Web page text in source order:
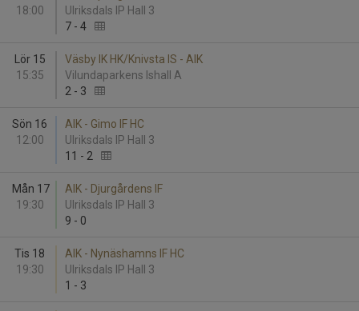
18:00
Ulriksdals IP Hall 3
7 - 4
Lör 15
15:35
Väsby IK HK/Knivsta IS - AIK
Vilundaparkens Ishall A
2 - 3
Sön 16
12:00
AIK - Gimo IF HC
Ulriksdals IP Hall 3
11 - 2
Mån 17
19:30
AIK - Djurgårdens IF
Ulriksdals IP Hall 3
9 - 0
Tis 18
19:30
AIK - Nynäshamns IF HC
Ulriksdals IP Hall 3
1 - 3